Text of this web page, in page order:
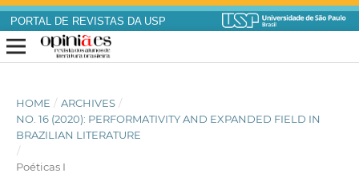
PORTAL DE REVISTAS DA USP
HOME / ARCHIVES /
NO. 16 (2020): PERFORMATIVITY AND EXPANDED FIELD IN
BRAZILIAN LITERATURE
/
Poéticas I